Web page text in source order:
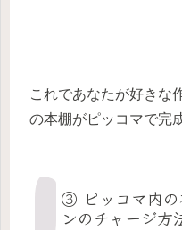
これであなたが好きな
の本棚がピッコマで完
③ ピッコマ内の
ンのチャージ方